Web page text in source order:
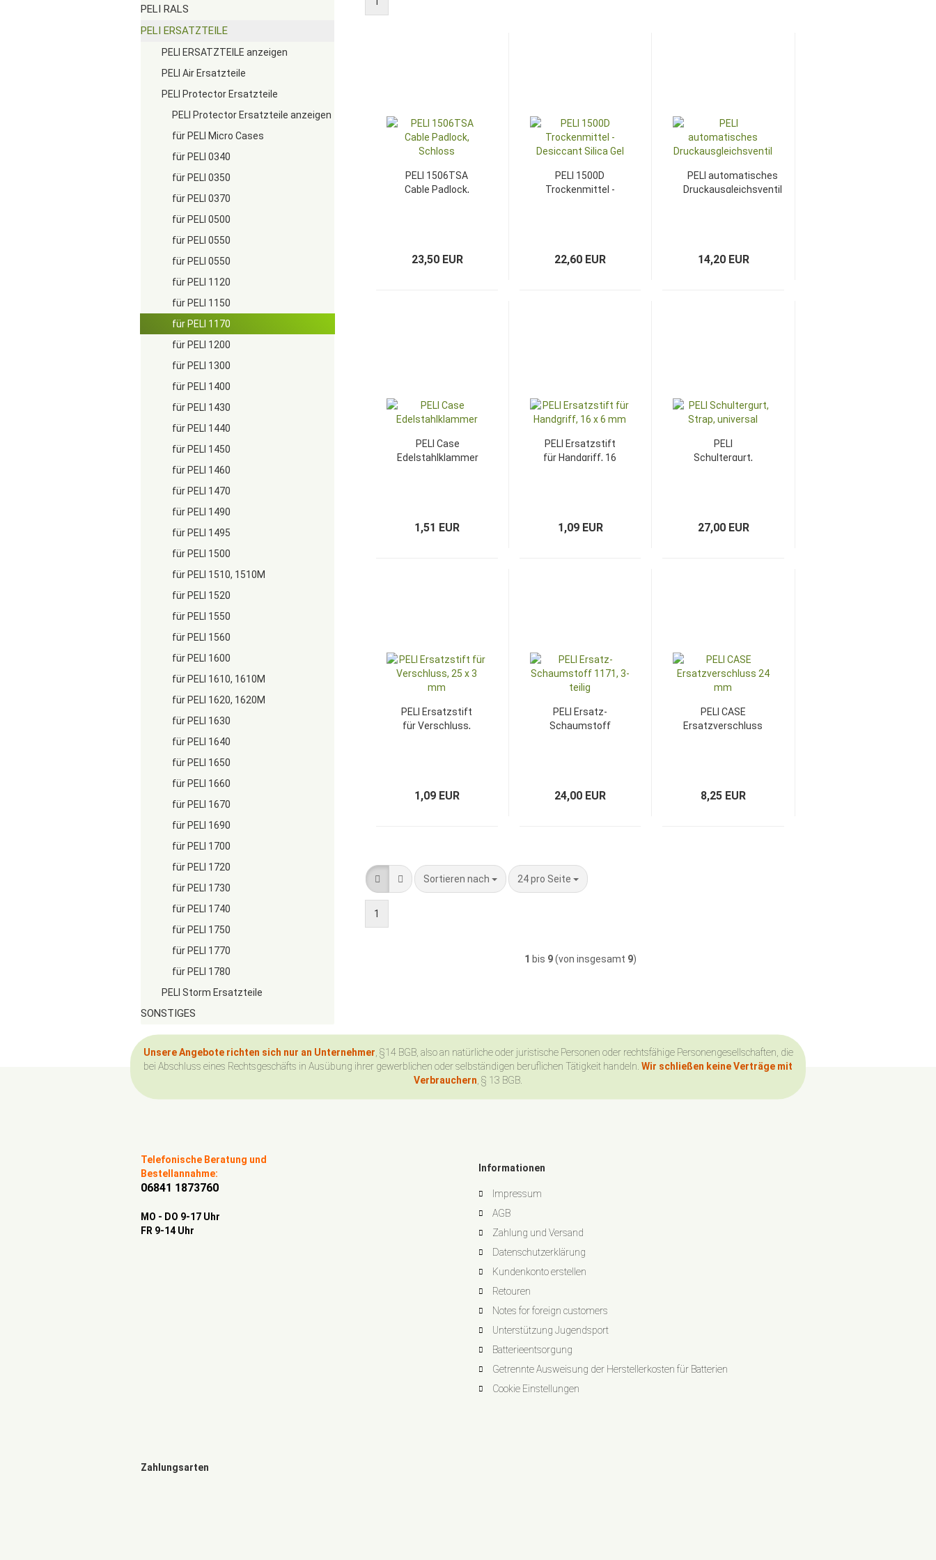
PELI 1506TSA
Cable Padlock,
23,50 EUR
PELI 1500D
Trockenmittel -
22,60 EUR
PELI automatisches
Druckausgleichsventil
14,20 EUR
PELI Case
Edelstahlklammer
1,51 EUR
PELI Ersatzstift
für Handgriff, 16
1,09 EUR
PELI
Schultergurt,
27,00 EUR
PELI Ersatzstift
für Verschluss,
1,09 EUR
PELI Ersatz-
Schaumstoff
24,00 EUR
PELI CASE
Ersatzverschluss
8,25 EUR
Sortieren nach
Sortieren nach 24 pro Seite
pro Seite
1
1 bis 9(von insgesamt 9)
PELI RALS
PELI ERSATZTEILE
PELI ERSATZTEILE anzeigen
PELI Air Ersatzteile
PELI Protector Ersatzteile
PELI Protector Ersatzteile anzeigen
für PELI Micro Cases
für PELI 0340
für PELI 0350
für PELI 0370
für PELI 0500
für PELI 0550
für PELI 0550
für PELI 1120
für PELI 1150
für PELI 1170
für PELI 1200
für PELI 1300
für PELI 1400
für PELI 1430
für PELI 1440
für PELI 1450
für PELI 1460
für PELI 1470
für PELI 1490
für PELI 1495
für PELI 1500
für PELI 1510, 1510M
für PELI 1520
für PELI 1550
für PELI 1560
für PELI 1600
für PELI 1610, 1610M
für PELI 1620, 1620M
für PELI 1630
für PELI 1640
für PELI 1650
für PELI 1660
für PELI 1670
für PELI 1690
für PELI 1700
für PELI 1720
für PELI 1730
für PELI 1740
für PELI 1750
für PELI 1770
für PELI 1780
PELI Storm Ersatzteile
SONSTIGES
Unsere Angebote richten sich nur an Unternehmer , §14 BGB, also an natürliche oder juristische Personen oder rechtsfähige Personengesellschaften, die
bei Abschluss eines Rechtsgeschäfts in Ausübung ihrer gewerblichen oder selbständigen beruflichen Tätigkeit handeln. Wir schließen keine Verträge mit
Verbrauchern , § 13 BGB.
Telefonische Beratung und
Bestellannahme:
06841 1873760
MO - DO 9-17 Uhr
FR 9-14 Uhr
Informationen
Impressum
AGB
Zahlung und Versand
Datenschutzerklärung
Kundenkonto erstellen
Retouren
Notes for foreign customers
Unterstützung Jugendsport
Batterieentsorgung
Getrennte Ausweisung der Herstellerkosten für Batterien
Cookie Einstellungen
Zahlungsarten